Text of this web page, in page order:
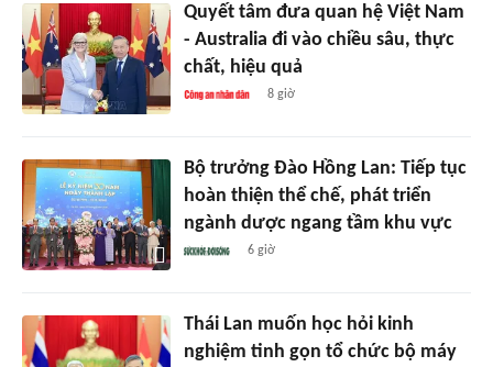
Quyết tâm đưa quan hệ Việt Nam
- Australia đi vào chiều sâu, thực
chất, hiệu quả
8 giờ
Bộ trưởng Đào Hồng Lan: Tiếp tục
hoàn thiện thể chế, phát triển
ngành dược ngang tầm khu vực
6 giờ
Thái Lan muốn học hỏi kinh
nghiệm tinh gọn tổ chức bộ máy